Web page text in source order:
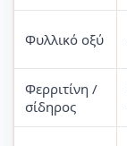
Φυλλικό οξύ
Φερριτίνη /
σίδηρος